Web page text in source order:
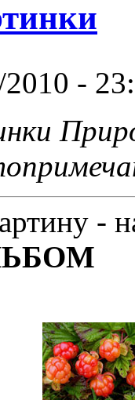
-
-